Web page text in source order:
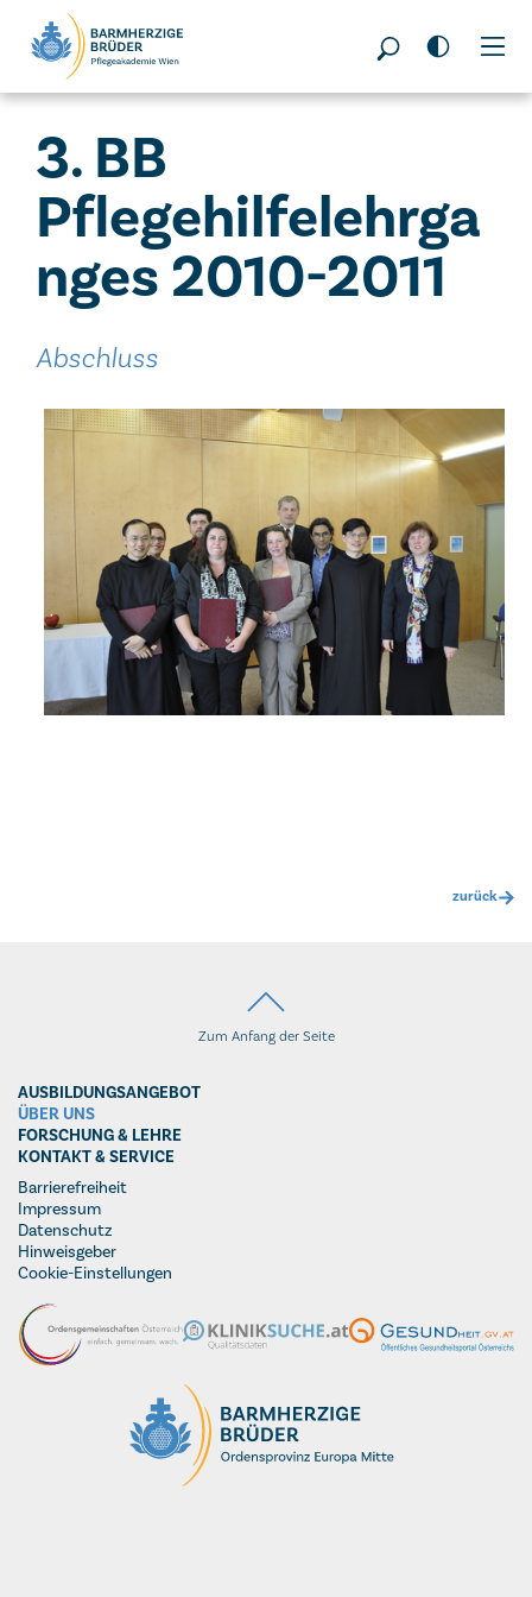
Seitenbereiche:
3. BB
Pflegehilfelehrga
nges 2010-2011
Abschluss
zurück
Zum Anfang der Seite
AUSBILDUNGSANGEBOT
ÜBER UNS
FORSCHUNG & LEHRE
KONTAKT & SERVICE
Barrierefreiheit
Impressum
Datenschutz
Hinweisgeber
Cookie-Einstellungen